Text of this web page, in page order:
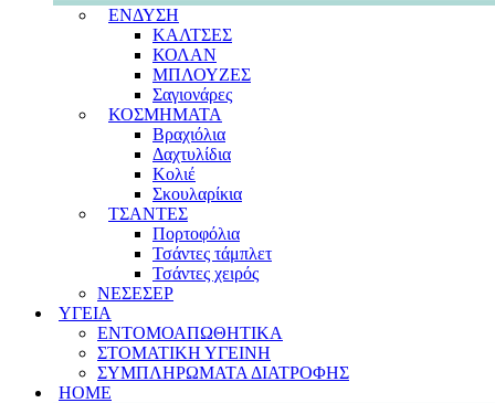
ΕΝΔΥΣΗ
ΚΑΛΤΣΕΣ
ΚΟΛΑΝ
ΜΠΛΟΥΖΕΣ
Σαγιονάρες
ΚΟΣΜΗΜΑΤΑ
Βραχιόλια
Δαχτυλίδια
Κολιέ
Σκουλαρίκια
ΤΣΑΝΤΕΣ
Πορτοφόλια
Τσάντες τάμπλετ
Τσάντες χειρός
ΝΕΣΕΣΕΡ
ΥΓΕΙΑ
ΕΝΤΟΜΟΑΠΩΘΗΤΙΚΑ
ΣΤΟΜΑΤΙΚΗ ΥΓΕΙΝΗ
ΣΥΜΠΛΗΡΩΜΑΤΑ ΔΙΑΤΡΟΦΗΣ
HOME